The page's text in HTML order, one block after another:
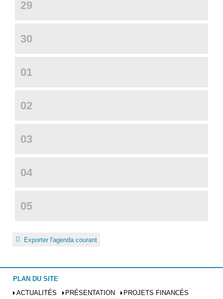
29
30
01
02
03
04
05
Exporter l'agenda courant
PLAN DU SITE
ACTUALITÉS
PRÉSENTATION
PROJETS FINANCÉS